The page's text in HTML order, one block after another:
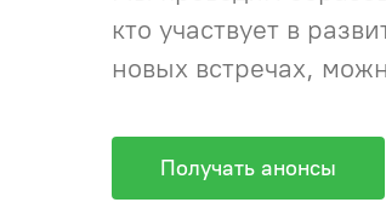
кто участвует в
новых встречах,
Получать анонсы